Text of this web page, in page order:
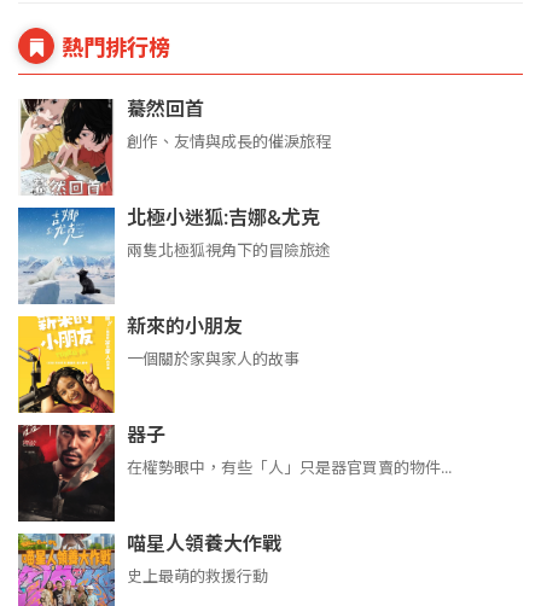
熱門排行榜
驀然回首
創作、友情與成長的催淚旅程
北極小迷狐:吉娜&尤克
兩隻北極狐視角下的冒險旅途
新來的小朋友
一個關於家與家人的故事
器子
在權勢眼中，有些「人」只是器官買賣的物件...
喵星人領養大作戰
史上最萌的救援行動